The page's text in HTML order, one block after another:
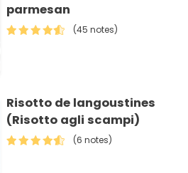
parmesan
(45 notes)
Risotto de langoustines
(Risotto agli scampi)
(6 notes)